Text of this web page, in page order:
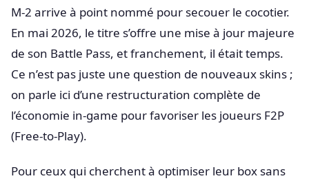
M-2 arrive à point nommé pour secouer le cocotier.
En mai 2026, le titre s’offre une mise à jour majeure
de son Battle Pass, et franchement, il était temps.
Ce n’est pas juste une question de nouveaux skins ;
on parle ici d’une restructuration complète de
l’économie in-game pour favoriser les joueurs F2P
(Free-to-Play).
Pour ceux qui cherchent à optimiser leur box sans